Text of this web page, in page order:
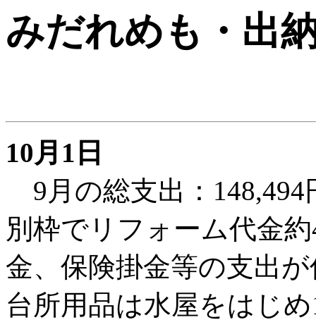
みだれめも ・出
10月1日
9月の総支出：148,494
別枠でリフォーム代金
金、保険掛金等の支出
台所用品は水屋をはじ